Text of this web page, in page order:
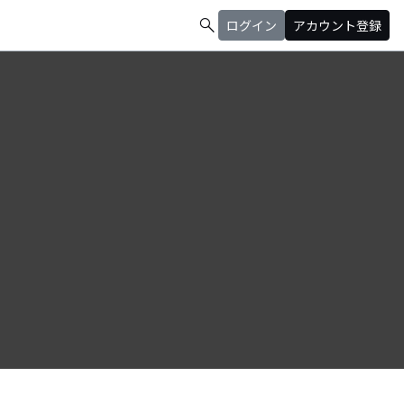
search ログイン アカウント登録